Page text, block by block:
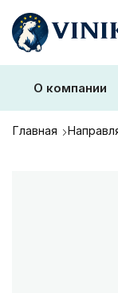
О компании
Главная